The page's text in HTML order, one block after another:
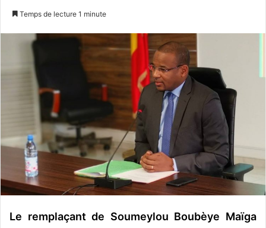
o
e
c
o
u
r
r
i
l
Temps de lecture 1 minute
Le remplaçant de Soumeylou Boubèye Maïga